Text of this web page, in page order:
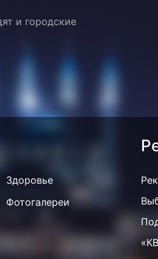
и городские
Здоровье
Фотогалереи